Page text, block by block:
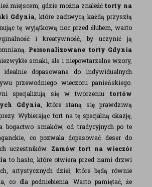
miejscem, gdzie można znaleźć torty na
Gdynia , które zachwycą każdą przyszłą
tę wyjątkową noc przed ślubem, warto
i kreatywność, by uczynić ją
Personalizowane torty Gdynia
smaki, ale i niepowtarzalne wzory,
dopasowane do indywidualnych
przewodniego wieczoru panieńskiego.
specjalizują się w tworzeniu tortów
Gdynia , które staną się prawdziwą
Wybierając tort na tę specjalną okazję,
bogactwo smaków, od tradycyjnych po te
co pozwala dopasować deser do
uczestników. Zamów tort na wieczór
to hasło, które otwiera przed nami drzwi
artystycznych dzieł, które będą równie
co dla podniebienia. Warto pamiętać, że